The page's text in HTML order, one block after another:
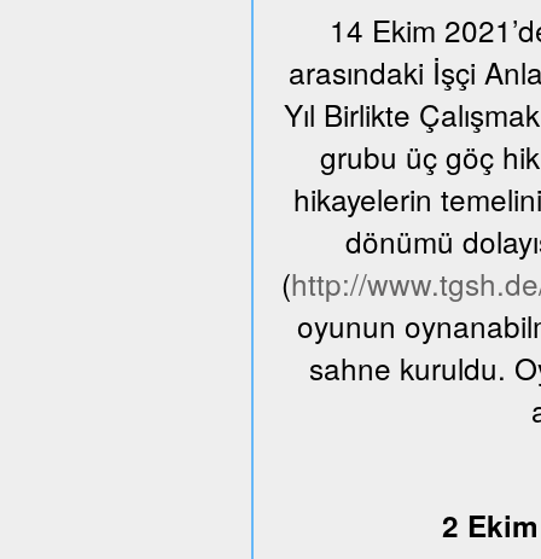
14 Ekim
arasındaki İşçi
Yıl Birlikte
grubu üç göç
hikayelerin
dönümü
(http://
oyunun
sahne kuruldu.
2